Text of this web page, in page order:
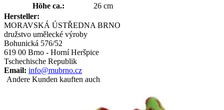
Höhe ca.:
26 cm
Hersteller:
MORAVSKÁ ÚSTŘEDNA BRNO
družstvo umělecké výroby
Bohunická 576/52
619 00 Brno - Horní Heršpice
Tschechische Republik
Email: info@mubrno.cz
Andere Kunden kauften auch